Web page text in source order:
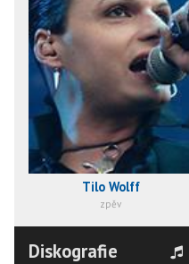
Tilo Wolff
zpěv
Diskografie